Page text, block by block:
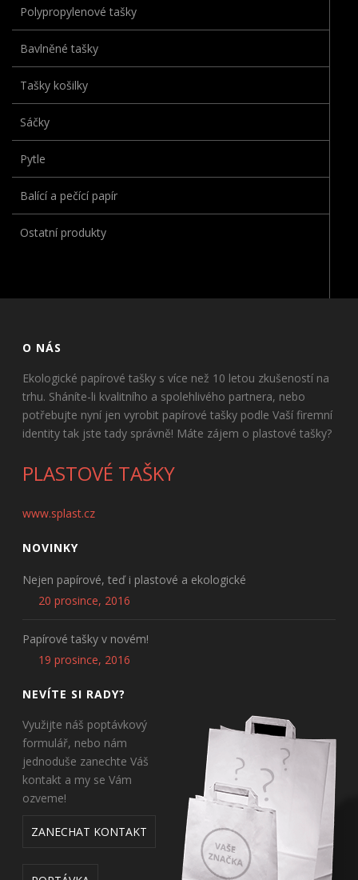
Polypropylenové tašky
Bavlněné tašky
Tašky košilky
Sáčky
Pytle
Balící a pečící papír
Ostatní produkty
O NÁS
Ekologické papírové tašky s více než 10 letou zkušeností na
trhu. Sháníte-li kvalitního a spolehlivého partnera, nebo
potřebujte nyní jen vyrobit papírové tašky podle Vaší firemní
identity tak jste tady správně! Máte zájem o plastové tašky?
PLASTOVÉ TAŠKY
www.splast.cz
NOVINKY
Nejen papírové, teď i plastové a ekologické
20 prosince, 2016
Papírové tašky v novém!
19 prosince, 2016
NEVÍTE SI RADY?
Využijte náš poptávkový
formulář, nebo nám
jednoduše zanechte Váš
kontakt a my se Vám
ozveme!
ZANECHAT KONTAKT